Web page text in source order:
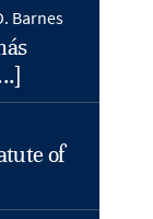
Barnes
of